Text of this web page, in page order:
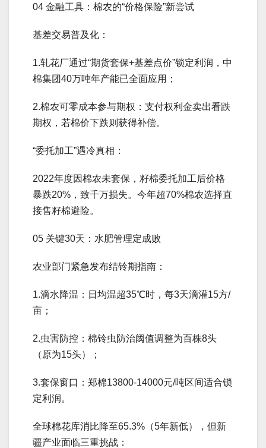
04 金融工具：棉农的“价格保险”新尝试
基差交易普及化：
1.轧花厂通过“期货套保+基差点价”锁定利润，中
棉集团40万吨年产能已全面应用；
2.棉农可零成本参与期权：支付权利金卖出看跌
期权，若棉价下跌则获得补偿。
“委托加工”遇冷真相：
2022年度因棉农未套保，籽棉委托加工后价格
暴跌20%，致千万损失。今年超70%棉农选择直
接售籽棉避险。
05 关键30天：水肥管理定成败
农业部门紧急发布结铃期指南：
1.滴水降温：日均温超35℃时，每3天滴灌15方/
亩；
2.虫害防控：棉铃虫防治阈值调整为百株8头
（原为15头）；
3.套保窗口：郑棉13800-14000元/吨区间适合锁
定利润。
全球棉花库消比降至65.3%（5年新低），但新
疆产业面临三重挑战：